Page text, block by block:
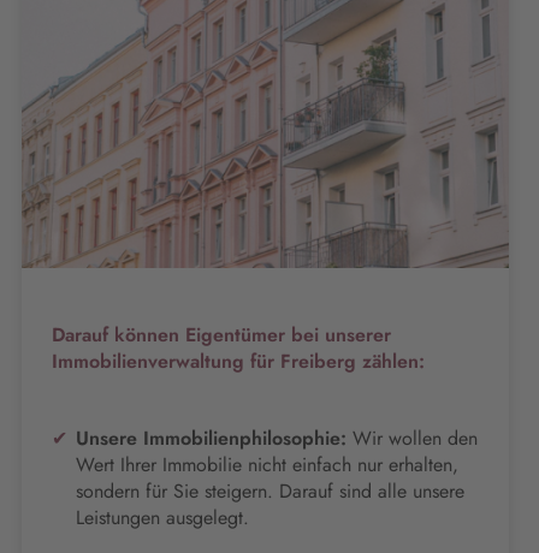
Darauf können Eigentümer bei unserer
Immobilienverwaltung für Freiberg zählen:
Unsere Immobilienphilosophie: Wir wollen den
Wert Ihrer Immobilie nicht einfach nur erhalten,
sondern für Sie steigern. Darauf sind alle unsere
Leistungen ausgelegt.